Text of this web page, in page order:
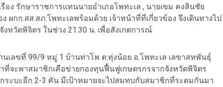
อง รักษาราชการแทนนายอำเภอโพทะเล , นายเขม คงสินชัย
ผกก.สส.สภ.โพทะเลพร้อมด้วย เจ้าหน้าที่ที่เกี่ยวข้อง จึงเดินทางไป
หวัดพิจิตร ในช่วง 21.30 น. เพื่อสังเกตการณ์
เลขที่ 99/9 หมู่ 1 บ้านท่าโพ ต.ทุ่งน้อย อ.โพทะเล เลขาสหพันธุ์
ที่จะพาสมาชิกเคือข่ายกองทุนฟื้นฟูเกษตรกรจากจังหวัดพิจิตร
ะบะอีก 2-3 คัน มีเป้าหมายจะไปสมทบกับสมาชิกที่ระดมกันมา